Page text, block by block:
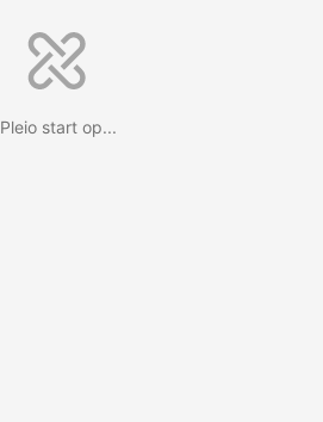
Pleio start op...